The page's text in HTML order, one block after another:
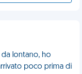
lontano, ho
poco prima di